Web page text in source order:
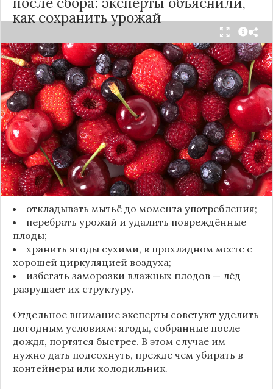
как сохранить урожай
Мытьё ягод сразу после сбора может обернуться
полной потерей урожая. Как отмечает канал
«Сделай сам», на поверхности плодов есть
естественный восковой налёт, который играет
роль природного барьера. Он защищает ягоды
от пересыхания, бактерий и плесени. При
смывании этого слоя плоды быстро начинают
темнеть, покрываться налётом и терять вкус.
Чтобы ягоды сохранили свежесть, специалисты
рекомендуют:
откладывать мытьё до момента употребления;
перебрать урожай и удалить повреждённые
плоды;
хранить ягоды сухими, в прохладном месте с
хорошей циркуляцией воздуха;
избегать заморозки влажных плодов — лёд
разрушает их структуру.
Отдельное внимание эксперты советуют уделить
погодным условиям: ягоды, собранные после
дождя, портятся быстрее. В этом случае им
нужно дать подсохнуть, прежде чем убирать в
контейнеры или холодильник.